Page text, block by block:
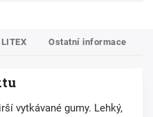
LITEX Ostatní informace
vytkávané gumy. Lehký,